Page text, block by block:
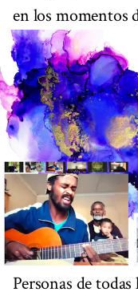
en los momentos
Personas de